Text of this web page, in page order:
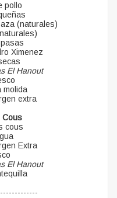
pollo
(naturales)
Ximenez
El Hanout
molida
extra
Cous
cous
Extra
El Hanout